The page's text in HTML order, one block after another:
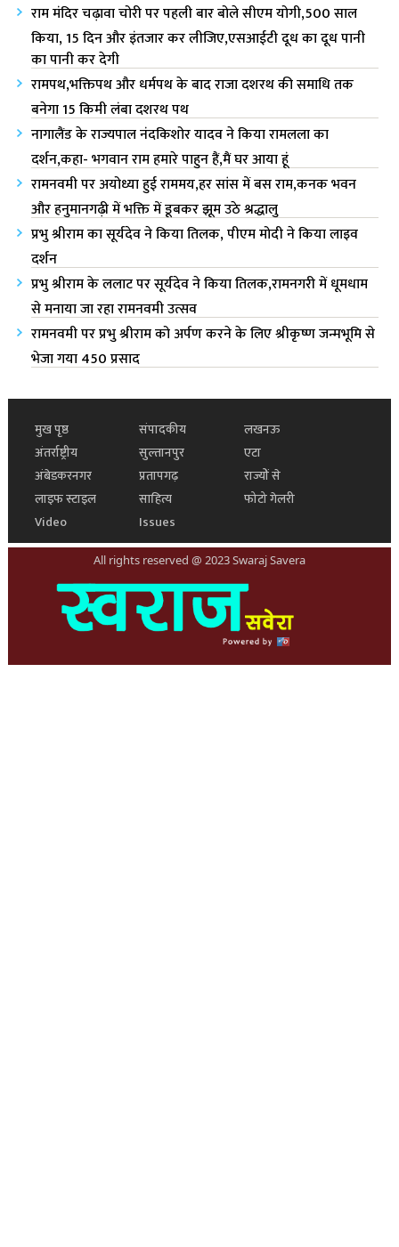
राम मंदिर चढ़ावा चोरी पर पहली बार बोले सीएम योगी,500 साल
किया, 15 दिन और इंतजार कर लीजिए,एसआईटी दूध का दूध पानी
का पानी कर देगी
रामपथ,भक्तिपथ और धर्मपथ के बाद राजा दशरथ की समाधि तक
बनेगा 15 किमी लंबा दशरथ पथ
नागालैंड के राज्यपाल नंदकिशोर यादव ने किया रामलला का
दर्शन,कहा- भगवान राम हमारे पाहुन हैं,मैं घर आया हूं
रामनवमी पर अयोध्या हुई राममय,हर सांस में बस राम,कनक भवन
और हनुमानगढ़ी में भक्ति में डूबकर झूम उठे श्रद्धालु
प्रभु श्रीराम का सूर्यदेव ने किया तिलक, पीएम मोदी ने किया लाइव
दर्शन
प्रभु श्रीराम के ललाट पर सूर्यदेव ने किया तिलक,रामनगरी में धूमधाम
से मनाया जा रहा रामनवमी उत्सव
रामनवमी पर प्रभु श्रीराम को अर्पण करने के लिए श्रीकृष्ण जन्मभूमि से
भेजा गया 450 प्रसाद
मुख पृष्ठ संपादकीय
लखनऊ
अंतर्राष्ट्रीय
सुल्तानपुर
एटा
अंबेडकरनगर
प्रतापगढ़
राज्यों से
लाइफ स्टाइल
साहित्य
फोटो गेलरी
Video
Issues
All rights reserved @ 2023 Swaraj Savera